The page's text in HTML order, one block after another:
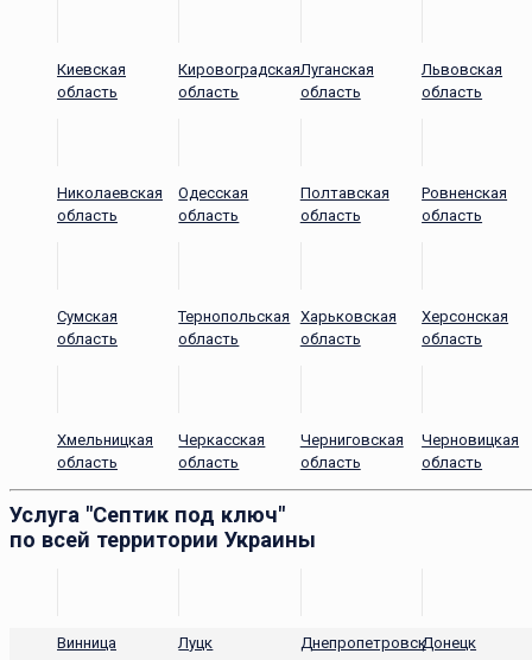
Киевская
область
Кировоградская
область
Луганская
область
Львовская
область
Николаевская
область
Одесская
область
Полтавская
область
Ровненская
область
Сумская
область
Тернопольская
область
Харьковская
область
Херсонская
область
Хмельницкая
область
Черкасская
область
Черниговская
область
Черновицкая
область
Услуга "Септик под ключ"
по всей территории Украины
Винница Луцк ДнепропетровскДонецк